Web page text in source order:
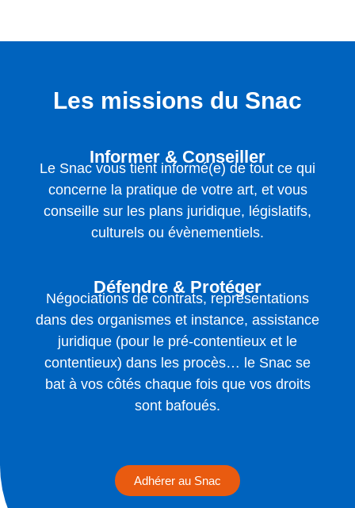
Les missions du Snac
Informer & Conseiller
Le Snac vous tient informé(e) de tout ce qui
concerne la pratique de votre art, et vous
conseille sur les plans juridique, législatifs,
culturels ou évènementiels.
Défendre & Protéger
Négociations de contrats, représentations
dans des organismes et instance, assistance
juridique (pour le pré-contentieux et le
contentieux) dans les procès… le Snac se
bat à vos côtés chaque fois que vos droits
sont bafoués.
Adhérer au Snac